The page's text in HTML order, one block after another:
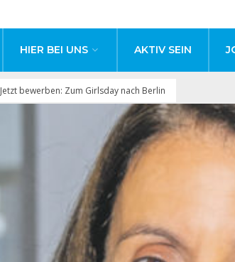
HIER BEI UNS AKTIV SEIN
Jetzt bewerben: Zum Girlsday nach Berlin